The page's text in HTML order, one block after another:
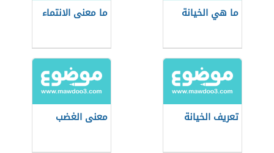
ما هي الخيانة ما معنى الانتماء
تعريف الخيانة معنى الغضب